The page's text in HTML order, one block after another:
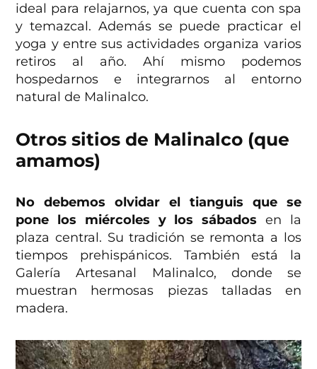
ideal para relajarnos, ya que cuenta con spa
y temazcal. Además se puede practicar el
yoga y entre sus actividades organiza varios
retiros al año. Ahí mismo podemos
hospedarnos e integrarnos al entorno
natural de Malinalco.
Otros sitios de Malinalco (que
amamos)
No debemos olvidar el tianguis que se
pone los miércoles y los sábados en la
plaza central. Su tradición se remonta a los
tiempos prehispánicos. También está la
Galería Artesanal Malinalco, donde se
muestran hermosas piezas talladas en
madera.